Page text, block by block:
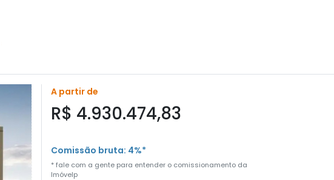
A partir de
R$ 4.930.474,83
Comissão bruta: 4%*
* fale com a gente para entender o comissionamento da
Imóvelp